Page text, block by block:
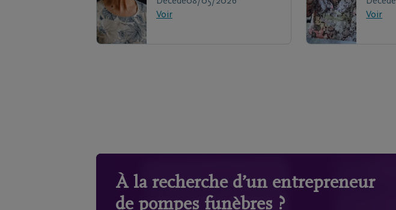
Voir
Voir
À la recherche d’un entrepreneur
de pompes funèbres ?